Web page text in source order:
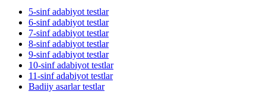
5-sinf adabiyot testlar
6-sinf adabiyot testlar
7-sinf adabiyot testlar
8-sinf adabiyot testlar
9-sinf adabiyot testlar
10-sinf adabiyot testlar
11-sinf adabiyot testlar
Badiiy asarlar testlar